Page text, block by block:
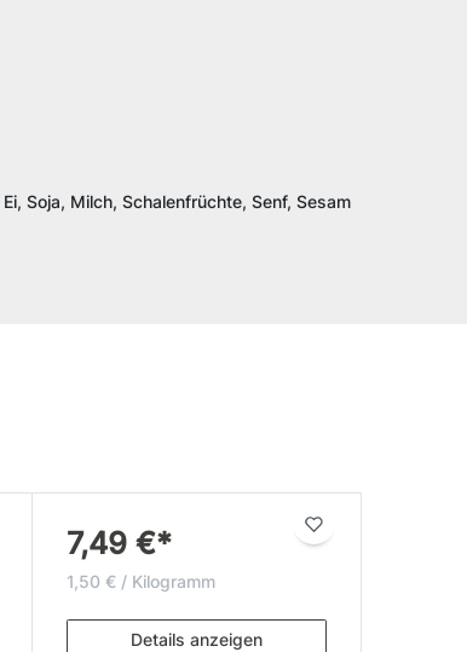
Soja, Milch, Schalenfrüchte, Senf, Sesam
7,49 €*
1,50 € / Kilogramm
Details anzeigen